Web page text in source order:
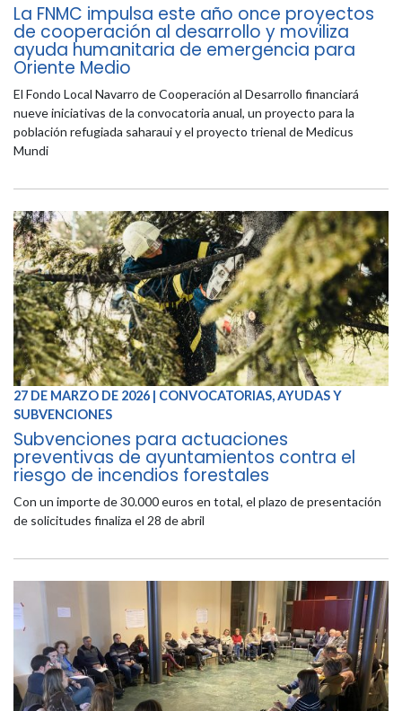
La FNMC impulsa este año once proyectos
de cooperación al desarrollo y moviliza
ayuda humanitaria de emergencia para
Oriente Medio
El Fondo Local Navarro de Cooperación al Desarrollo financiará
nueve iniciativas de la convocatoria anual, un proyecto para la
población refugiada saharaui y el proyecto trienal de Medicus
Mundi
27 DE MARZO DE 2026 | CONVOCATORIAS, AYUDAS Y
SUBVENCIONES
Subvenciones para actuaciones
preventivas de ayuntamientos contra el
riesgo de incendios forestales
Con un importe de 30.000 euros en total, el plazo de presentación
de solicitudes finaliza el 28 de abril